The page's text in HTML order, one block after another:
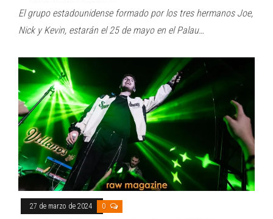
El grupo estadounidense formado por los tres hermanos Joe,
Nick y Kevin, estarán el 25 de mayo en el Palau…
27 de marzo de 2024 0